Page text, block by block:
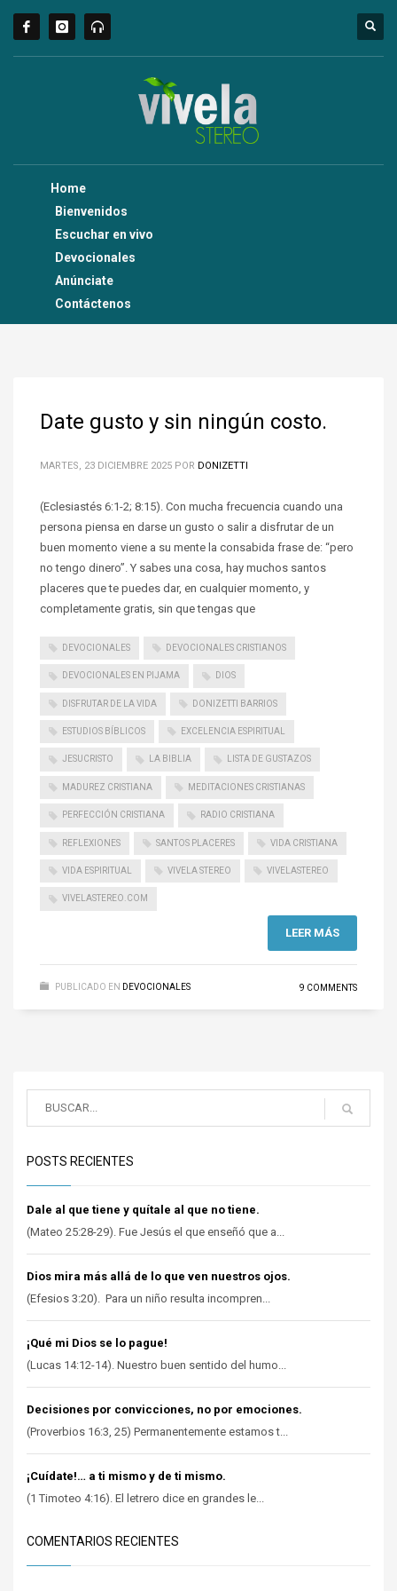
Home
Bienvenidos
Escuchar en vivo
Devocionales
Anúnciate
Contáctenos
Date gusto y sin ningún costo.
MARTES, 23 DICIEMBRE 2025 POR DONIZETTI
(Eclesiastés 6:1-2; 8:15). Con mucha frecuencia cuando una
persona piensa en darse un gusto o salir a disfrutar de un
buen momento viene a su mente la consabida frase de: “pero
no tengo dinero”. Y sabes una cosa, hay muchos santos
placeres que te puedes dar, en cualquier momento, y
completamente gratis, sin que tengas que
DEVOCIONALES DEVOCIONALES CRISTIANOS
DEVOCIONALES EN PIJAMA DIOS
DISFRUTAR DE LA VIDA DONIZETTI BARRIOS
ESTUDIOS BÍBLICOS EXCELENCIA ESPIRITUAL
JESUCRISTO LA BIBLIA LISTA DE GUSTAZOS
MADUREZ CRISTIANA MEDITACIONES CRISTIANAS
PERFECCIÓN CRISTIANA RADIO CRISTIANA
REFLEXIONES SANTOS PLACERES VIDA CRISTIANA
VIDA ESPIRITUAL VIVELA STEREO VIVELASTEREO
VIVELASTEREO.COM
LEER MÁS
PUBLICADO EN DEVOCIONALES 9 COMMENTS
POSTS RECIENTES
Dale al que tiene y quítale al que no tiene.
(Mateo 25:28-29). Fue Jesús el que enseñó que a...
Dios mira más allá de lo que ven nuestros ojos.
(Efesios 3:20). Para un niño resulta incompren...
¡Qué mi Dios se lo pague!
(Lucas 14:12-14). Nuestro buen sentido del humo...
Decisiones por convicciones, no por emociones.
(Proverbios 16:3, 25) Permanentemente estamos t...
¡Cuídate!… a ti mismo y de ti mismo.
(1 Timoteo 4:16). El letrero dice en grandes le...
COMENTARIOS RECIENTES